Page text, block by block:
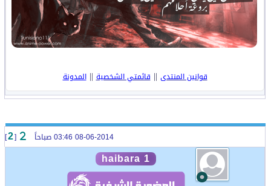
قوانين المنتدى ||قائمتي الشخصية||المدونة
[
2
]
haibara 1